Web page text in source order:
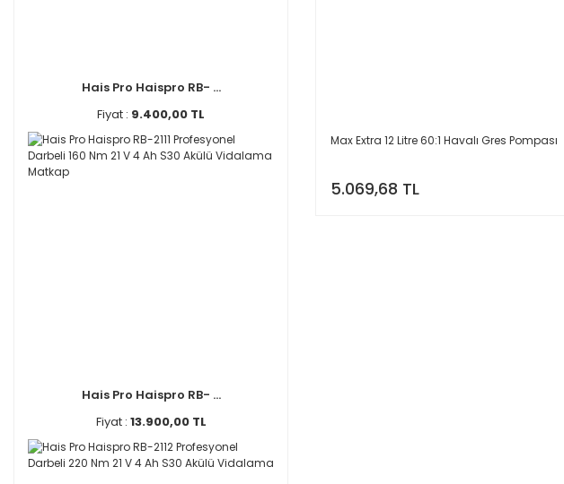
Hais Pro Haispro RB- ...
Fiyat : 9.400,00 TL
Hais Pro Haispro RB- ...
Fiyat : 13.900,00 TL
Max Extra 12 Litre 60:1 Havalı Gres Pompası
5.069,68 TL